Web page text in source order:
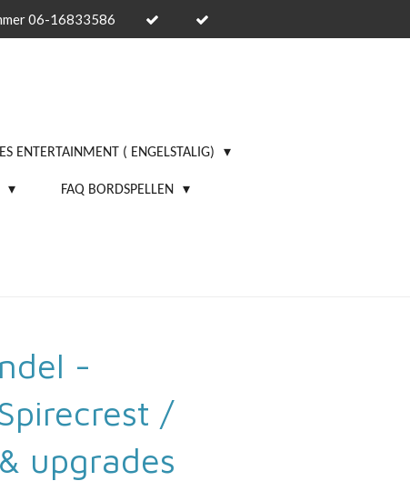
06-16833586
ENTERTAINMENT ( ENGELSTALIG)
FAQ BORDSPELLEN
-
/
upgrades